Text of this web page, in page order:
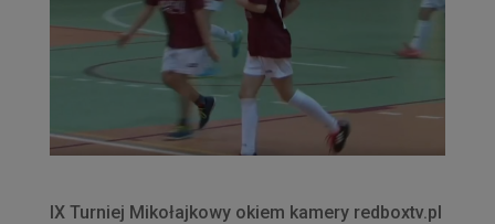
IX Turniej Mikołajkowy okiem kamery redboxtv.pl